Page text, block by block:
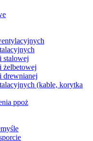
stalowej
żelbetowej
drewnianej
(kable, korytka
ppoż